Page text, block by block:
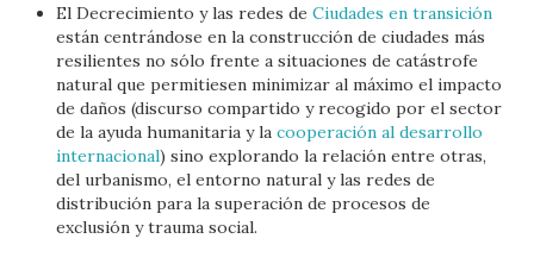
El Decrecimiento y las redes deCiudades en transición
están centrándose en la construcción de ciudades más
resilientes no sólo frente a situaciones de catástrofe
natural que permitiesen minimizar al máximo el impacto
de daños (discurso compartido y recogido por el sector
de la ayuda humanitaria y lacooperación al desarrollo
internacional) sino explorando la relación entre otras,
del urbanismo, el entorno natural y las redes de
distribución para la superación de procesos de
exclusión y trauma social.